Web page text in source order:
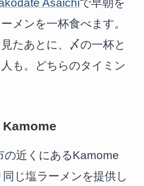
Asaichiで早朝を
メンを一杯食べます。
たあとに、〆の一杯と
も。どちらのタイミン
の近くにあるKamome
じ塩ラーメンを提供し